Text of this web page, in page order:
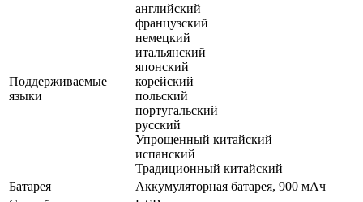
Поддерживаемые
языки
английский
французский
немецкий
итальянский
японский
корейский
польский
португальский
русский
Упрощенный китайский
испанский
Традиционный китайский
Батарея
Аккумуляторная батарея, 900 мАч